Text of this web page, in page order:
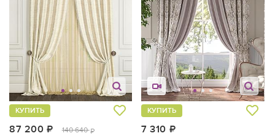
87 200 руб.
140 640
КУПИТЬ
7 310
КУПИТЬ